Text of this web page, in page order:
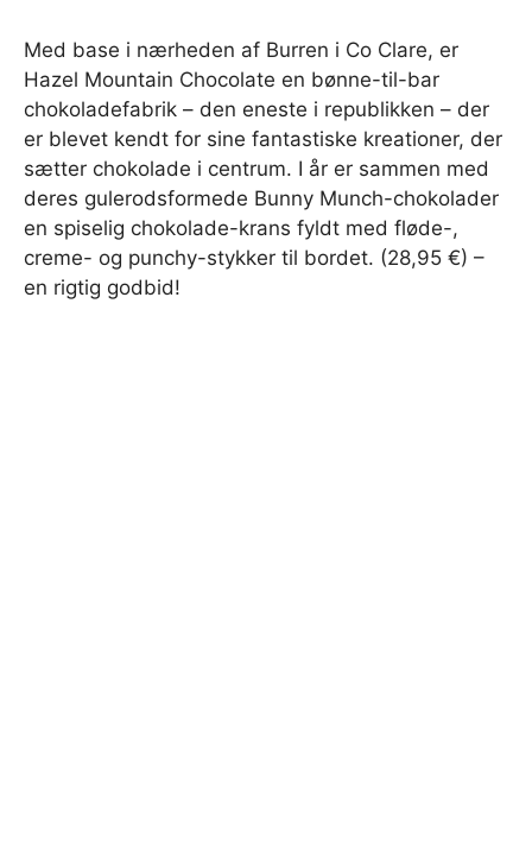
Med base i nærheden af Burren i Co Clare, er
Hazel Mountain Chocolate en bønne-til-bar
chokoladefabrik – den eneste i republikken – der
er blevet kendt for sine fantastiske kreationer, der
sætter chokolade i centrum. I år er sammen med
deres gulerodsformede Bunny Munch-chokolader
en spiselig chokolade-krans fyldt med fløde-,
creme- og punchy-stykker til bordet. (28,95 €) –
en rigtig godbid!